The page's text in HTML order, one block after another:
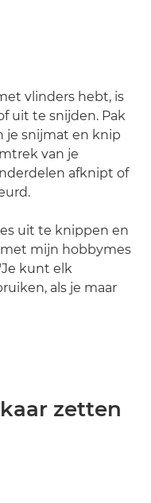
vlinders hebt, is
uit te snijden. Pak
je snijmat en knip
van je
afknipt of
uit te knippen en
mijn hobbymes
kunt elk
als je maar
zetten